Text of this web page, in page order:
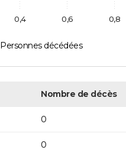
Personnes décédées
0,4 0,6 0,8
Nombre de décès
0
0